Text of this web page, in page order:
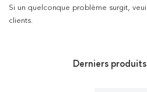
Si un quelconque problème surgit,
clients.
Derniers